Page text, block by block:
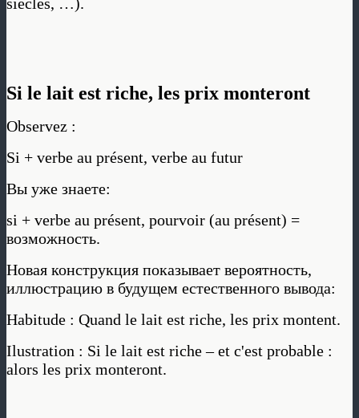
Si le lait est riche, les prix monteront
Observez :
Si + verbe au présent, verbe au futur
Вы уже знаете:
si + verbe au présent, pourvoir (au présent) =
возможность.
Новая конструкция показывает вероятность,
иллюстрацию в будущем естественного вывода:
Habitude : Quand le lait est riche, les prix montent.
Ilustration : Si le lait est riche – et c'est probable :
alors les prix monteront.